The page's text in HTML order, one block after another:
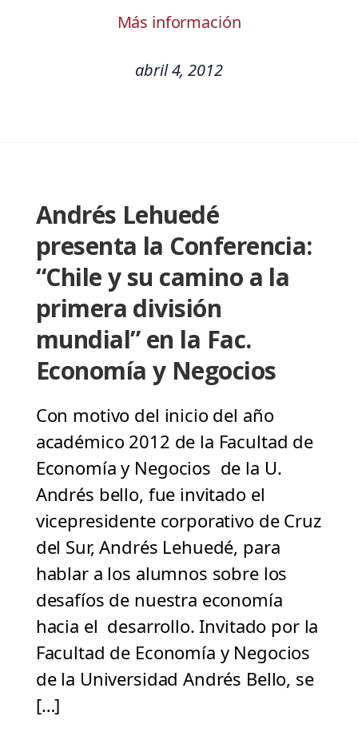
Más información
abril 4, 2012
Andrés Lehuedé
presenta la Conferencia:
“Chile y su camino a la
primera división
mundial” en la Fac.
Economía y Negocios
Con motivo del inicio del año
académico 2012 de la Facultad de
Economía y Negocios de la U.
Andrés bello, fue invitado el
vicepresidente corporativo de Cruz
del Sur, Andrés Lehuedé, para
hablar a los alumnos sobre los
desafíos de nuestra economía
hacia el desarrollo. Invitado por la
Facultad de Economía y Negocios
de la Universidad Andrés Bello, se
[…]